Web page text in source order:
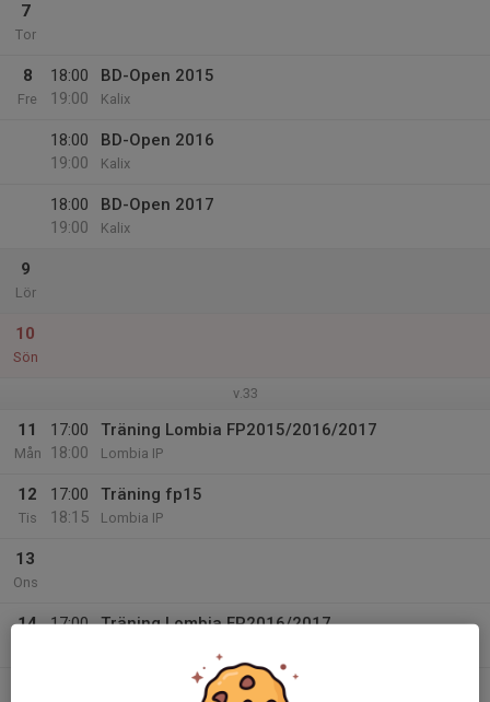
7
Tor
8
Fre
18:00
19:00
BD-Open 2015
Kalix
18:00
19:00
BD-Open 2016
Kalix
18:00
19:00
BD-Open 2017
Kalix
9
Lör
10
Sön
v.33
11
Mån
17:00
18:00
Träning Lombia FP2015/2016/2017
Lombia IP
12
Tis
17:00
18:15
Träning fp15
Lombia IP
13
Ons
14
17:00
Träning Lombia FP2016/2017